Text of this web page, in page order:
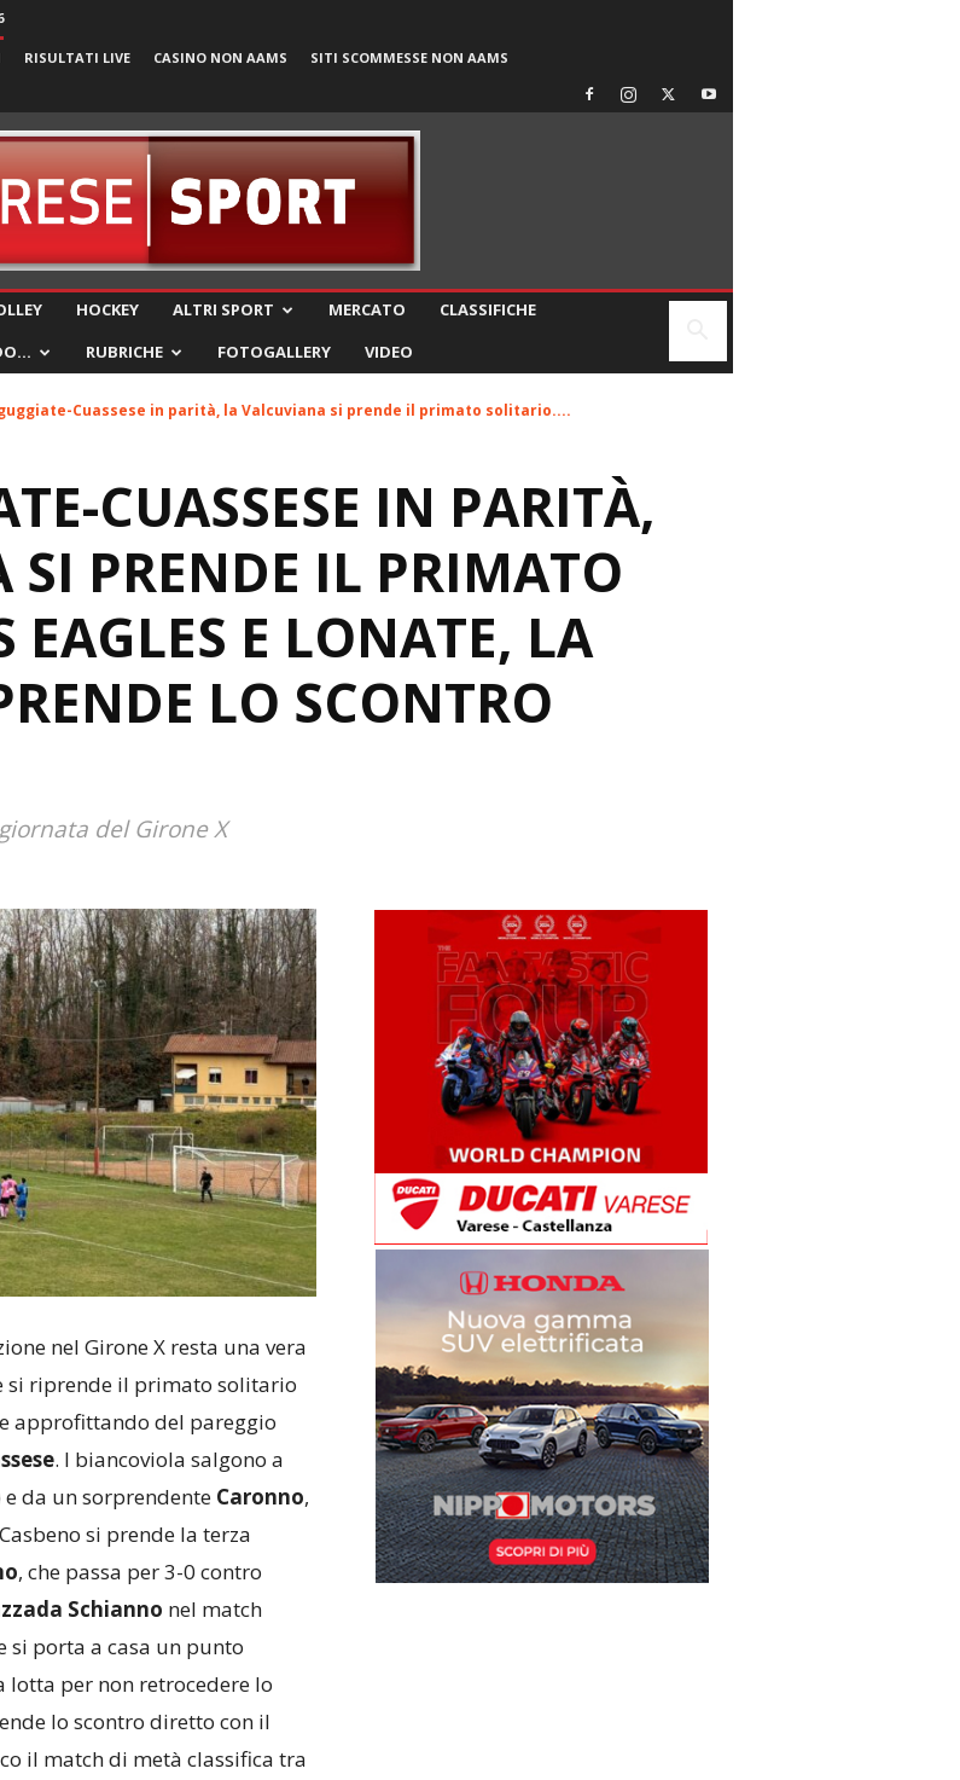
RISULTATI LIVE CASINO NON AAMS SITI SCOMMESSE NON AAMS
HOCKEY ALTRI SPORT MERCATO
CLASSIFICHE
RUBRICHE FOTOGALLERY VIDEO
Cuassese in parità, la Valcuviana si prende il primato solitario....
CUASSESE IN PARITÀ,
PRENDE IL PRIMATO
EAGLES E LONATE, LA
LO SCONTRO
del Girone X
nel Girone X resta una vera
si riprende il primato solitario
approfittando del pareggio
. I biancoviola salgono a
da un sorprendente Caronno,
si prende la terza
, che passa per 3-0 contro
Schianno nel match
si porta a casa un punto
lotta per non retrocedere lo
lo scontro diretto con il
il match di metà classifica tra